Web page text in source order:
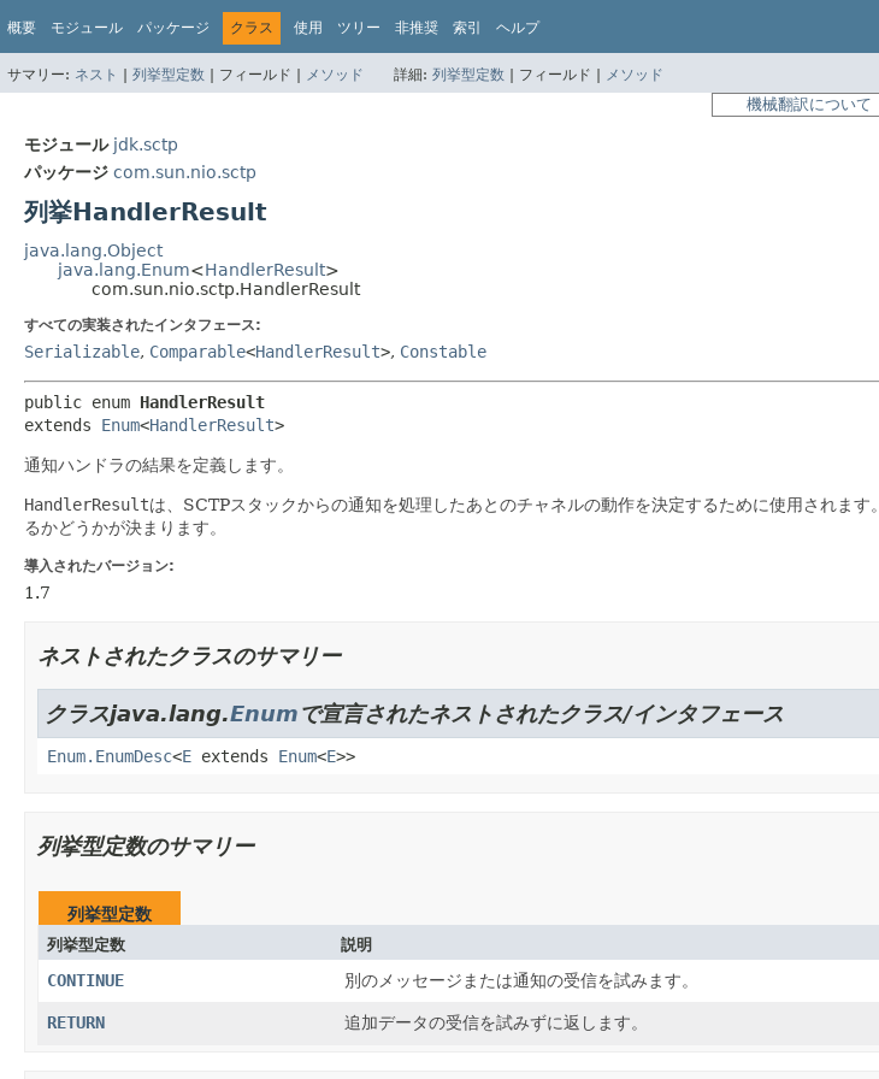
概要 モジュール パッケージ クラス 使用 ツリー 非推奨 索引 ヘルプ
サマリー: ネスト | 列挙型定数 | フィールド | メソッド 詳細: 列挙型定数 | フィールド | メソッド
機械翻訳について
モジュール jdk.sctp
パッケージ com.sun.nio.sctp
列挙HandlerResult
java.lang.Object
java.lang.Enum<HandlerResult>
com.sun.nio.sctp.HandlerResult
すべての実装されたインタフェース:
Serializable, Comparable<HandlerResult>, Constable
public enum HandlerResult
extends Enum<HandlerResult>
通知ハンドラの結果を定義します。
HandlerResultは、SCTPスタックからの通知を処理したあとのチャネルの動作を決定するために使用されます。
るかどうかが決まります。
導入されたバージョン:
1.7
ネストされたクラスのサマリー
クラスjava.lang.Enumで宣言されたネストされたクラス/インタフェース
Enum.EnumDesc<E extends Enum<E>>
列挙型定数のサマリー
列挙型定数
列挙型定数 説明
CONTINUE 別のメッセージまたは通知の受信を試みます。
RETURN 追加データの受信を試みずに返します。